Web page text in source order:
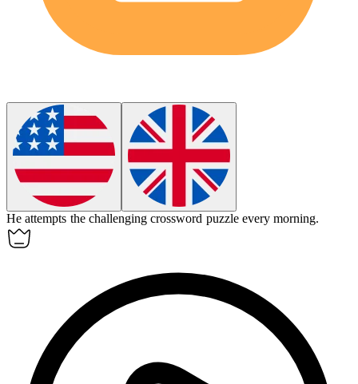
Heattempts the challenging crossword puzzle every morning.